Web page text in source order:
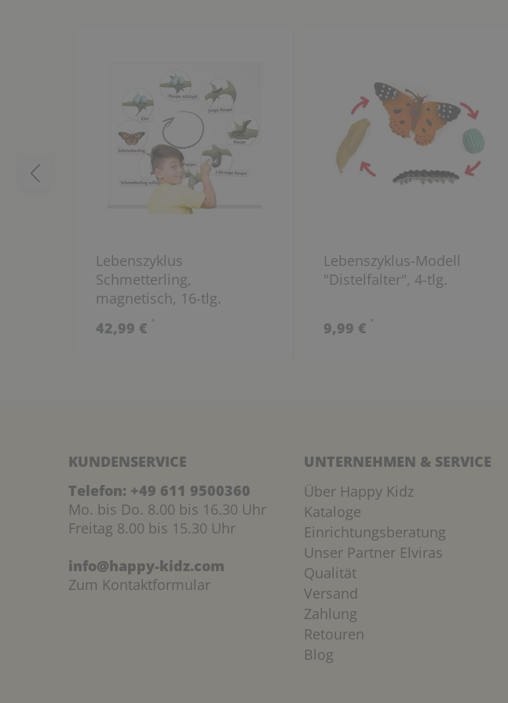
Lebenszyklus
Schmetterling,
magnetisch, 16-tlg.
42,99 € *
Lebenszyklus-Modell
"Distelfalter", 4-tlg.
9,99 € *
KUNDENSERVICE
Telefon: +49 611 9500360
Mo. bis Do. 8.00 bis 16.30 Uhr
Freitag 8.00 bis 15.30 Uhr
info@happy-kidz.com
Zum Kontaktformular
UNTERNEHMEN & SERVICE
Über Happy Kidz
Kataloge
Einrichtungsberatung
Unser Partner Elviras
Qualität
Versand
Zahlung
Retouren
Blog